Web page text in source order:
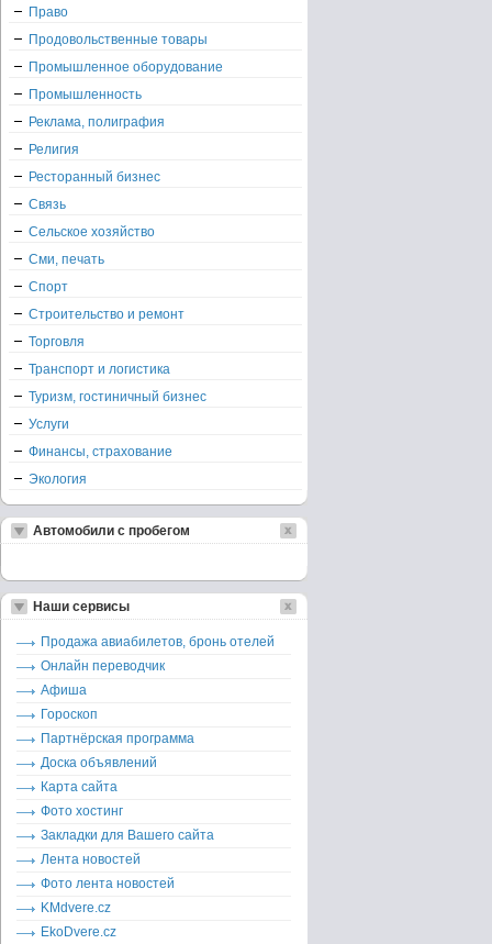
Право
Продовольственные товары
Промышленное оборудование
Промышленность
Реклама, полиграфия
Религия
Ресторанный бизнес
Связь
Сельское хозяйство
Сми, печать
Спорт
Строительство и ремонт
Торговля
Транспорт и логистика
Туризм, гостиничный бизнес
Услуги
Финансы, страхование
Экология
Автомобили с пробегом
Наши сервисы
Продажа авиабилетов, бронь отелей
Онлайн переводчик
Афиша
Гороскоп
Партнёрская программа
Доска объявлений
Карта сайта
Фото хостинг
Закладки для Вашего сайта
Лента новостей
Фото лента новостей
KMdvere.cz
EkoDvere.cz